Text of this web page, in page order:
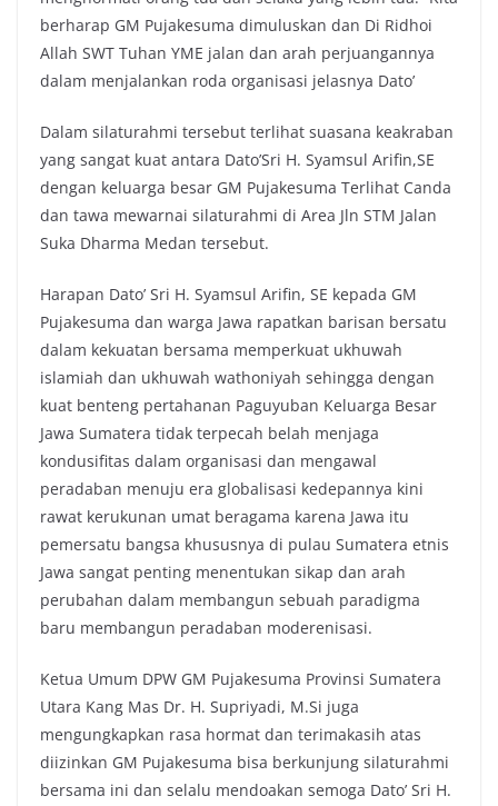
berharap GM Pujakesuma dimuluskan dan Di Ridhoi
Allah SWT Tuhan YME jalan dan arah perjuangannya
dalam menjalankan roda organisasi jelasnya Dato’
Dalam silaturahmi tersebut terlihat suasana keakraban
yang sangat kuat antara Dato’Sri H. Syamsul Arifin,SE
dengan keluarga besar GM Pujakesuma Terlihat Canda
dan tawa mewarnai silaturahmi di Area Jln STM Jalan
Suka Dharma Medan tersebut.
Harapan Dato’ Sri H. Syamsul Arifin, SE kepada GM
Pujakesuma dan warga Jawa rapatkan barisan bersatu
dalam kekuatan bersama memperkuat ukhuwah
islamiah dan ukhuwah wathoniyah sehingga dengan
kuat benteng pertahanan Paguyuban Keluarga Besar
Jawa Sumatera tidak terpecah belah menjaga
kondusifitas dalam organisasi dan mengawal
peradaban menuju era globalisasi kedepannya kini
rawat kerukunan umat beragama karena Jawa itu
pemersatu bangsa khususnya di pulau Sumatera etnis
Jawa sangat penting menentukan sikap dan arah
perubahan dalam membangun sebuah paradigma
baru membangun peradaban moderenisasi.
Ketua Umum DPW GM Pujakesuma Provinsi Sumatera
Utara Kang Mas Dr. H. Supriyadi, M.Si juga
mengungkapkan rasa hormat dan terimakasih atas
diizinkan GM Pujakesuma bisa berkunjung silaturahmi
bersama ini dan selalu mendoakan semoga Dato’ Sri H.